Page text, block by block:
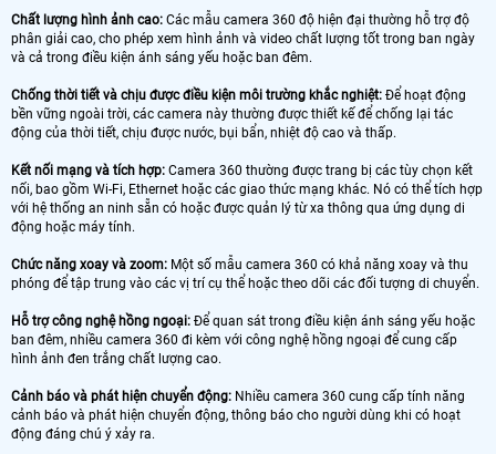
Chất lượng hình ảnh cao: Các mẫu camera 360 độ hiện đại thường hỗ trợ độ
phân giải cao, cho phép xem hình ảnh và video chất lượng tốt trong ban ngày
và cả trong điều kiện ánh sáng yếu hoặc ban đêm.
Chống thời tiết và chịu được điều kiện môi trường khắc nghiệt: Để hoạt động
bền vững ngoài trời, các camera này thường được thiết kế để chống lại tác
động của thời tiết, chịu được nước, bụi bẩn, nhiệt độ cao và thấp.
Kết nối mạng và tích hợp: Camera 360 thường được trang bị các tùy chọn kết
nối, bao gồm Wi-Fi, Ethernet hoặc các giao thức mạng khác. Nó có thể tích hợp
với hệ thống an ninh sẵn có hoặc được quản lý từ xa thông qua ứng dụng di
động hoặc máy tính.
Chức năng xoay và zoom: Một số mẫu camera 360 có khả năng xoay và thu
phóng để tập trung vào các vị trí cụ thể hoặc theo dõi các đối tượng di chuyển.
Hỗ trợ công nghệ hồng ngoại: Để quan sát trong điều kiện ánh sáng yếu hoặc
ban đêm, nhiều camera 360 đi kèm với công nghệ hồng ngoại để cung cấp
hình ảnh đen trắng chất lượng cao.
Cảnh báo và phát hiện chuyển động: Nhiều camera 360 cung cấp tính năng
cảnh báo và phát hiện chuyển động, thông báo cho người dùng khi có hoạt
động đáng chú ý xảy ra.